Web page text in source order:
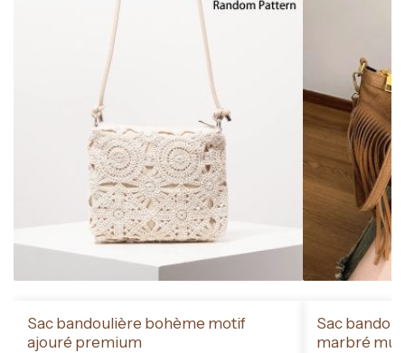
Sac bandoulière bohème motif
ajouré premium
Sac
marbré